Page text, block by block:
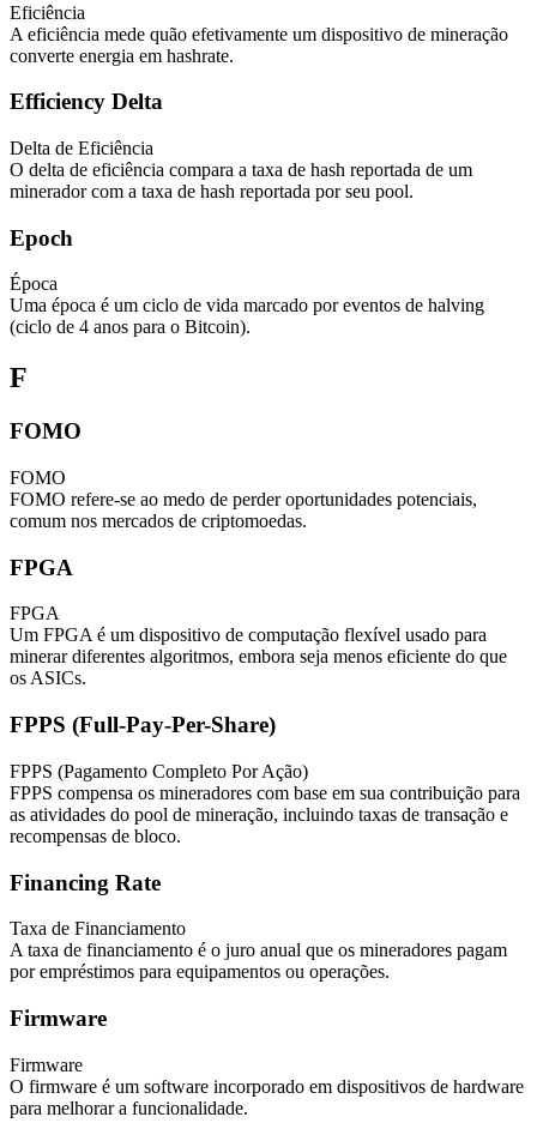
Eficiência
A eficiência mede quão efetivamente um dispositivo de mineração
converte energia em hashrate.
Efficiency Delta
Delta de Eficiência
O delta de eficiência compara a taxa de hash reportada de um
minerador com a taxa de hash reportada por seu pool.
Epoch
Época
Uma época é um ciclo de vida marcado por eventos de halving
(ciclo de 4 anos para o Bitcoin).
F
FOMO
FOMO
FOMO refere-se ao medo de perder oportunidades potenciais,
comum nos mercados de criptomoedas.
FPGA
FPGA
Um FPGA é um dispositivo de computação flexível usado para
minerar diferentes algoritmos, embora seja menos eficiente do que
os ASICs.
FPPS (Full-Pay-Per-Share)
FPPS (Pagamento Completo Por Ação)
FPPS compensa os mineradores com base em sua contribuição para
as atividades do pool de mineração, incluindo taxas de transação e
recompensas de bloco.
Financing Rate
Taxa de Financiamento
A taxa de financiamento é o juro anual que os mineradores pagam
por empréstimos para equipamentos ou operações.
Firmware
Firmware
O firmware é um software incorporado em dispositivos de hardware
para melhorar a funcionalidade.